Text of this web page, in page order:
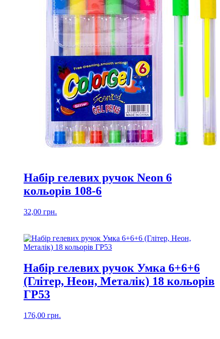
Набір гелевих ручок Neon 6
кольорів 108-6
32,00 грн.
Набір гелевих ручок Умка 6+6+6
(Глітер, Неон, Металік) 18 кольорів
ГР53
176,00 грн.